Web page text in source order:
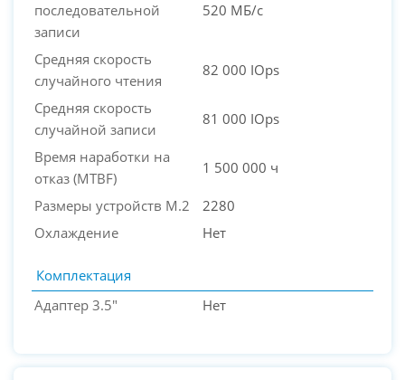
последовательной
записи
520 МБ/с
Средняя скорость
случайного чтения
82 000 IOps
Средняя скорость
случайной записи
81 000 IOps
Время наработки на
отказ (МТBF)
1 500 000 ч
Размеры устройств M.2
2280
Охлаждение
Нет
Комплектация
Адаптер 3.5"
Нет